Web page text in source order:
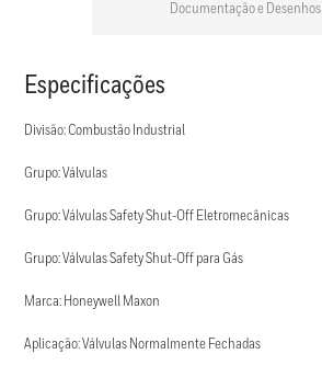
Documentação e Desenhos
Especificações
Divisão: Combustão Industrial
Grupo: Válvulas
Grupo: Válvulas Safety Shut-Off Eletromecânicas
Grupo: Válvulas Safety Shut-Off para Gás
Marca: Honeywell Maxon
Aplicação: Válvulas Normalmente Fechadas